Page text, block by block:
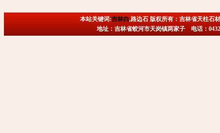
本站关键词:吉林白,路边石 版权所有：吉林省天柱石
地址：吉林省蛟河市天岗镇两家子 电话：